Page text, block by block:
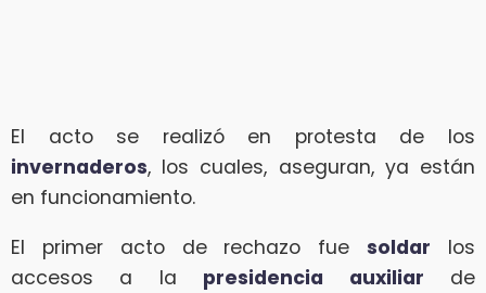
El acto se realizó en protesta de los
invernaderos, los cuales, aseguran, ya están
en funcionamiento.
El primer acto de rechazo fuesoldar los
accesos a la presidencia auxiliar de